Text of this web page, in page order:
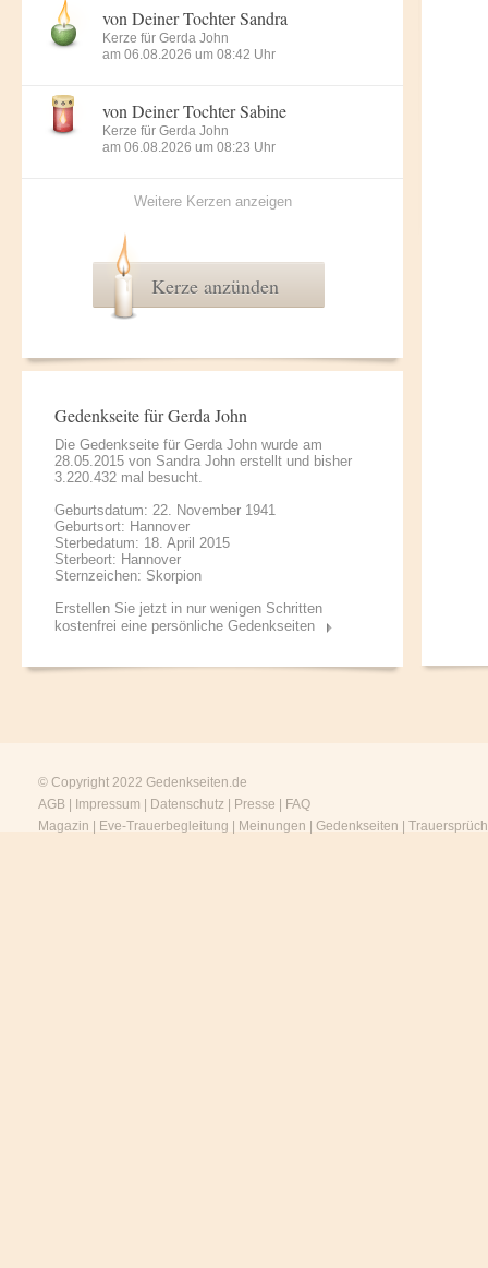
von Deiner Tochter Sandra
Kerze für Gerda John
am 06.08.2026 um 08:42 Uhr
von Deiner Tochter Sabine
Kerze für Gerda John
am 06.08.2026 um 08:23 Uhr
Weitere Kerzen anzeigen
Kerze anzünden
Gedenkseite für Gerda John
Die Gedenkseite für Gerda John wurde am
28.05.2015 von Sandra John erstellt und bisher
3.220.432 mal besucht.
Geburtsdatum: 22. November 1941
Geburtsort: Hannover
Sterbedatum: 18. April 2015
Sterbeort: Hannover
Sternzeichen: Skorpion
Erstellen Sie jetzt in nur wenigen Schritten
kostenfrei eine persönliche Gedenkseiten
© Copyright 2022 Gedenkseiten.de
AGB
Impressum Datenschutz Presse
FAQ
Magazin
Eve-Trauerbegleitung Meinungen Gedenkseiten